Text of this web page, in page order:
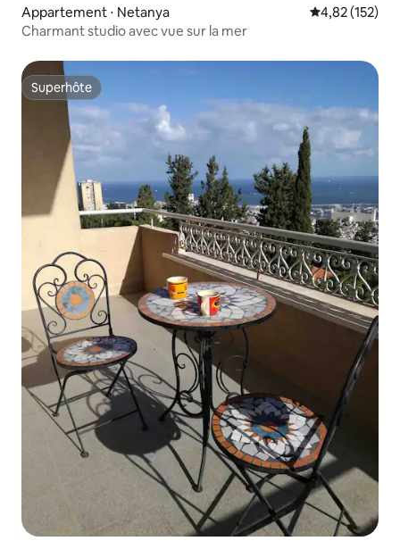
Appartement ⋅ Netanya Évaluation
4,82 (152)
Charmant studio avec vue sur la mer
Superhôte
Superhôte